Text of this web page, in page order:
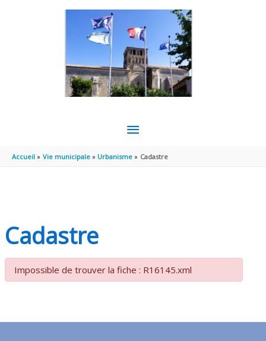
MENU
PRINCIPAL
Accueil Vie municipale Urbanisme Cadastre
Cadastre
Impossible de trouver la fiche : R16145.xml